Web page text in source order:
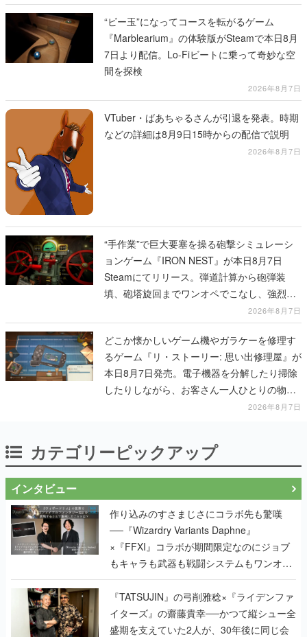
“ビー玉”になってコースを転がるゲーム
『Marblearium』の体験版がSteamで本日8月
7日より配信。Lo-Fiビートに乗って奇妙な空
間を探検
2026年8月7日
VTuber・ばあちゃるさんが引退を発表。時期
などの詳細は8月9日15時からの配信で説明
2026年8月7日
“手作業”で巨大要塞を操る砲撃シミュレーシ
ョンゲーム『IRON NEST』が本日8月7日
Steamにてリリース。弾道計算から砲弾装
填、砲塔旋回までワンオペでこなし、強烈な
一撃をブチかませるロマンある作品2026年8月7日
どこか懐かしいゲーム機やガラケーを修理す
るゲーム『リ・ストーリー: 思い出修理屋』が
本日8月7日発売。電子機器を分解したり掃除
したりしながら、お客さん一人ひとりの物語
2026年8月7日
カテゴリーピックアップ
インタビュー
作り込みのすさまじさにコラボ先も驚嘆
──『Wizardry Variants Daphne』
×『FFXI』コラボが期間限定なのにジョブ
もキャラも武器も戦闘システムもワンオフ
で作り込まれた理由を両ディレクターに聞
く
『TATSUJIN』の弓削雅稔×『ライデンファ
イターズ』の齋藤貴幸──かつて縦シュー全
盛期を支えていた2人が、30年後に同じ会